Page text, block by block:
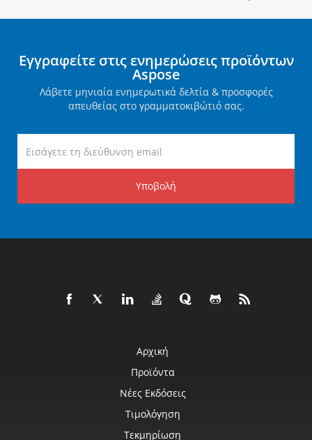
Εγγραφείτε στις ενημερώσεις προϊόντων
Aspose
Λάβετε μηνιαία ενημερωτικά δελτία & προσφορές
απευθείας στο γραμματοκιβώτιό σας.
Υποβολή
Αρχική
Προϊόντα
Νέες Εκδόσεις
Τιμολόγηση
Τεκμηρίωση